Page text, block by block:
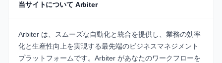
当サイトについて Arbiter
Arbiter は、スムーズな自動化と統合を提供し、業務の効率
化と生産性向上を実現する最先端のビジネスマネジメント
プラットフォームです。Arbiter があなたのワークフローを